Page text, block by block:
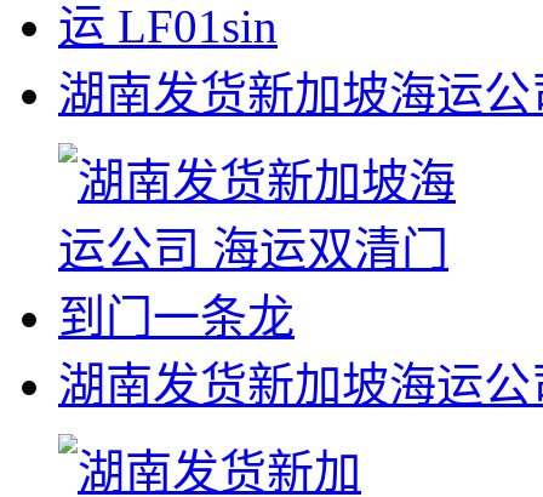
湖南发货新加坡海运
湖南发货新加坡海运